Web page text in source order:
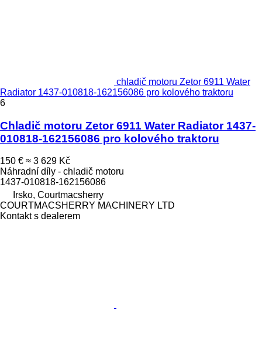
chladič motoru Zetor 6911 Water
Radiator 1437-010818-162156086 pro kolového traktoru
6
Chladič motoru Zetor 6911 Water Radiator 1437-
010818-162156086 pro kolového traktoru
150 € ≈ 3 629 Kč
Náhradní díly - chladič motoru
1437-010818-162156086
Irsko, Courtmacsherry
COURTMACSHERRY MACHINERY LTD
Kontakt s dealerem